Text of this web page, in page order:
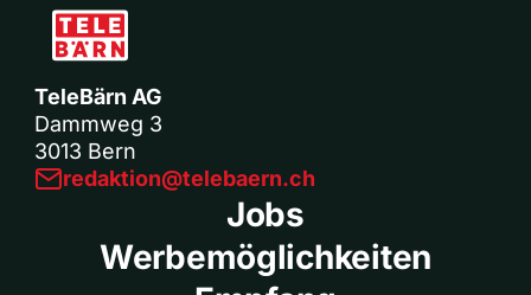
TeleBärn AG
Dammweg 3
3013 Bern
redaktion@telebaern.ch
Jobs
Werbemöglichkeiten